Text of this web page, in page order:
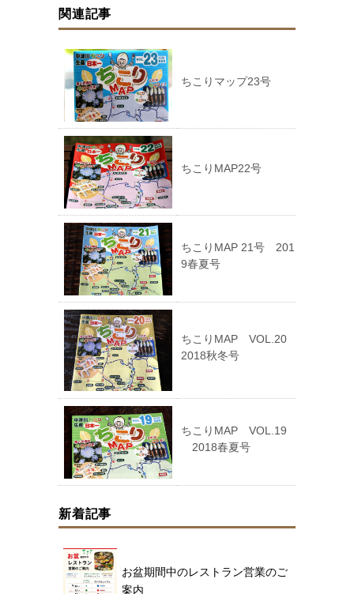
関連記事
ちこりマップ23号
ちこりMAP22号
ちこりMAP 21号 201
9春夏号
ちこりMAP VOL.20
2018秋冬号
ちこりMAP VOL.19
2018春夏号
新着記事
お盆期間中のレストラン営業のご
案内